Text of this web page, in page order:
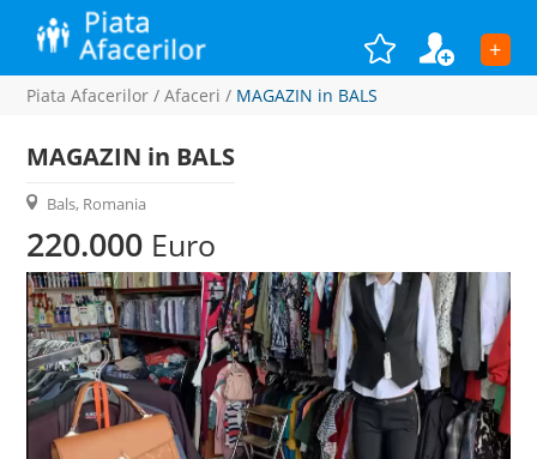
+
Piata Afacerilor /Afaceri / MAGAZIN in BALS
MAGAZIN in BALS
Bals, Romania
220.000 Euro